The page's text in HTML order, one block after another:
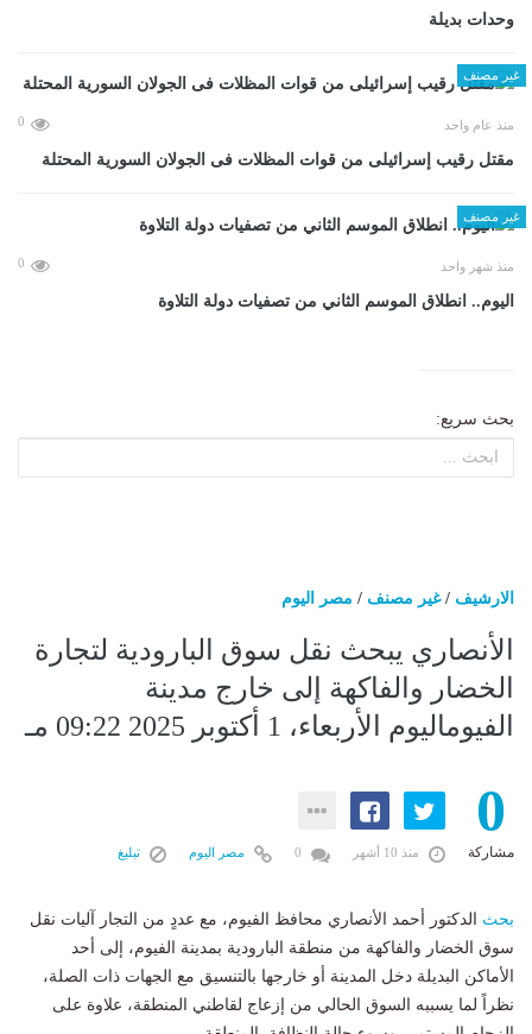
وحدات بديلة
غير مصنف
منذ عام واحد 0
مقتل رقيب إسرائيلى من قوات المظلات فى الجولان السورية المحتلة
غير مصنف
منذ شهر واحد 0
اليوم.. انطلاق الموسم الثاني من تصفيات دولة التلاوة
بحث سريع:
الارشيف /غير مصنف / مصر اليوم
الأنصاري يبحث نقل سوق البارودية لتجارة
الخضار والفاكهة إلى خارج مدينة
الفيوماليوم الأربعاء، 1 أكتوبر 2025 09:22 مـ
0
مشاركة منذ 10 أشهر مصر اليوم تبليغ
بحث الدكتور أحمد الأنصاري محافظ الفيوم، مع عددٍ من التجار آليات نقل
سوق الخضار والفاكهة من منطقة البارودية بمدينة الفيوم، إلى أحد
الأماكن البديلة دخل المدينة أو خارجها بالتنسيق مع الجهات ذات الصلة،
نظراً لما يسببه السوق الحالي من إزعاج لقاطني المنطقة، علاوة على